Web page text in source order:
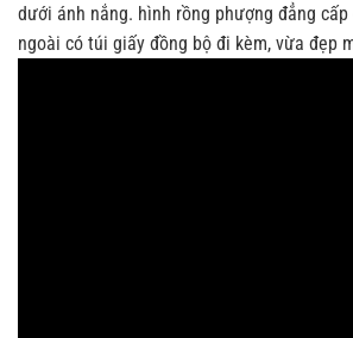
dưới ánh nắng. hình rồng phượng đẳng cấp
ngoài có túi giấy đồng bộ đi kèm, vừa đẹp